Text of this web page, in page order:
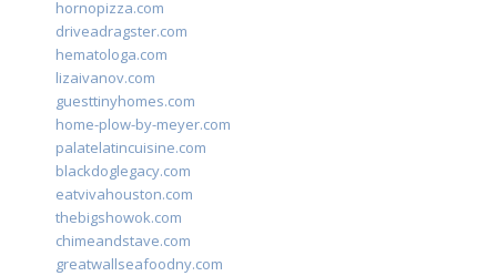
hornopizza.com
driveadragster.com
hematologa.com
lizaivanov.com
guesttinyhomes.com
home-plow-by-meyer.com
palatelatincuisine.com
blackdoglegacy.com
eatvivahouston.com
thebigshowok.com
chimeandstave.com
greatwallseafoodny.com